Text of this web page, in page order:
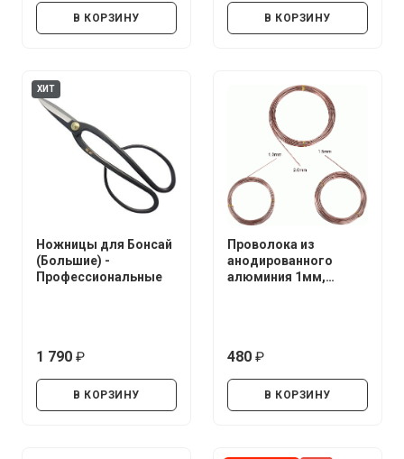
В КОРЗИНУ В КОРЗИНУ
ХИТ
Ножницы для Бонсай
(Большие) -
Профессиональные
1 790
В КОРЗИНУ
Проволока из
анодированного
алюминия 1мм,
480
В КОРЗИНУ